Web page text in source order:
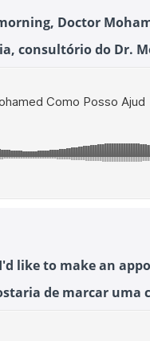
Doctor
consultório do Dr.
like to make an
de marcar uma